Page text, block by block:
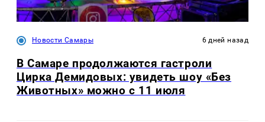
Новости Самары 6 дней назад
В Самаре продолжаются гастроли
Цирка Демидовых: увидеть шоу «Без
Животных» можно с 11 июля